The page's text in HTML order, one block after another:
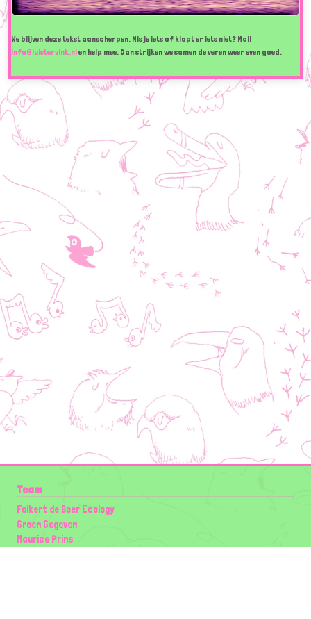
We blijven deze tekst aanscherpen. Mis je iets of klopt er iets niet? Mail
info@luistervink.nlen help mee. Dan strijken we samen de veren weer even goed.
Team
Folkert de Boer Ecology
Groen Gegeven
Maurice Prins